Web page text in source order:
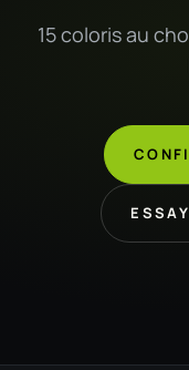
15 coloris au